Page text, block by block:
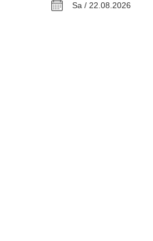
Sa / 22.08.2026